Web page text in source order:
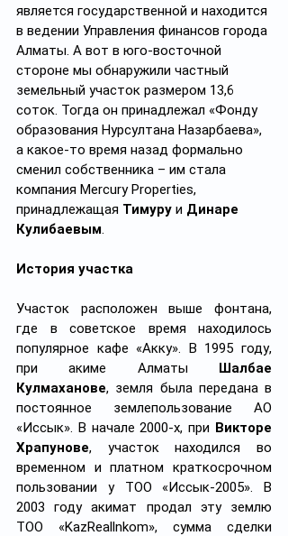
является государственной и находится
в ведении Управления финансов города
Алматы. А вот в юго-восточной
стороне мы обнаружили частный
земельный участок размером 13,6
соток. Тогда он принадлежал «Фонду
образования Нурсултана Назарбаева»,
а какое-то время назад формально
сменил собственника – им стала
компания Mercury Properties,
принадлежащая Тимуру и Динаре
Кулибаевым.
История участка
Участок расположен выше фонтана,
где в советское время находилось
популярное кафе «Акку». В 1995 году,
при акиме Алматы Шалбае
Кулмаханове, земля была передана в
постоянное землепользование АО
«Иссык». В начале 2000-х, при Викторе
Храпунове, участок находился во
временном и платном краткосрочном
пользовании у ТОО «Иссык-2005». В
2003 году акимат продал эту землю
ТОО «KazReallnkom», сумма сделки